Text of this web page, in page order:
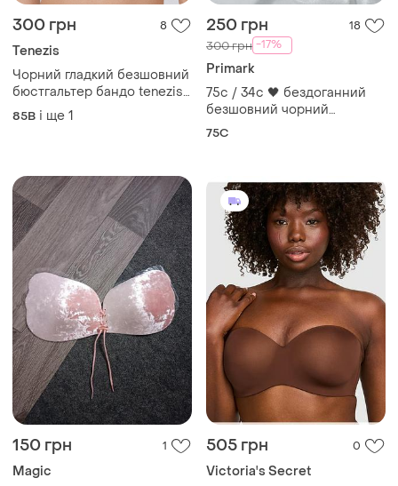
300 грн 8
Tenezis
Чорний гладкий безшовний
бюстгальтер бандо tenezis
(італія) 38b 85b силікон
85B і ще 1
250 грн 18
300 грн -17%
Primark
75с / 34с 🖤 бездоганний
безшовний чорний
бюстгальтер балконет
75C
150 грн 1
Magic
505 грн 0
Victoria's Secret